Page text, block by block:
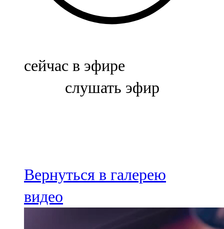
Биләр
Болгар
100,3 FM
Зәй
106,6 FM
сейчас в эфире
слушать эфир
Вернуться в галерею
видео